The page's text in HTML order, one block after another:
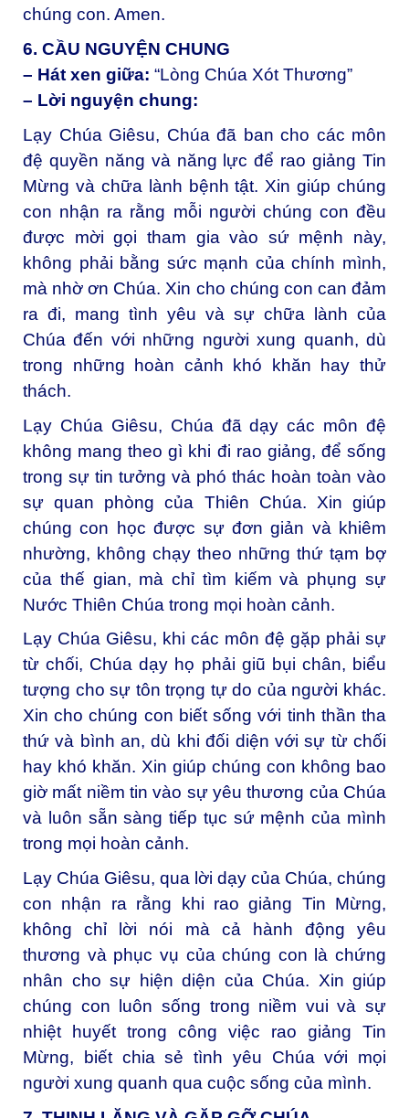
chúng con. Amen.
6. CẦU NGUYỆN CHUNG
– Hát xen giữa: “Lòng Chúa Xót Thương”
– Lời nguyện chung:
Lạy Chúa Giêsu, Chúa đã ban cho các môn
đệ quyền năng và năng lực để rao giảng Tin
Mừng và chữa lành bệnh tật. Xin giúp chúng
con nhận ra rằng mỗi người chúng con đều
được mời gọi tham gia vào sứ mệnh này,
không phải bằng sức mạnh của chính mình,
mà nhờ ơn Chúa. Xin cho chúng con can đảm
ra đi, mang tình yêu và sự chữa lành của
Chúa đến với những người xung quanh, dù
trong những hoàn cảnh khó khăn hay thử
thách.
Lạy Chúa Giêsu, Chúa đã dạy các môn đệ
không mang theo gì khi đi rao giảng, để sống
trong sự tin tưởng và phó thác hoàn toàn vào
sự quan phòng của Thiên Chúa. Xin giúp
chúng con học được sự đơn giản và khiêm
nhường, không chạy theo những thứ tạm bợ
của thế gian, mà chỉ tìm kiếm và phụng sự
Nước Thiên Chúa trong mọi hoàn cảnh.
Lạy Chúa Giêsu, khi các môn đệ gặp phải sự
từ chối, Chúa dạy họ phải giũ bụi chân, biểu
tượng cho sự tôn trọng tự do của người khác.
Xin cho chúng con biết sống với tinh thần tha
thứ và bình an, dù khi đối diện với sự từ chối
hay khó khăn. Xin giúp chúng con không bao
giờ mất niềm tin vào sự yêu thương của Chúa
và luôn sẵn sàng tiếp tục sứ mệnh của mình
trong mọi hoàn cảnh.
Lạy Chúa Giêsu, qua lời dạy của Chúa, chúng
con nhận ra rằng khi rao giảng Tin Mừng,
không chỉ lời nói mà cả hành động yêu
thương và phục vụ của chúng con là chứng
nhân cho sự hiện diện của Chúa. Xin giúp
chúng con luôn sống trong niềm vui và sự
nhiệt huyết trong công việc rao giảng Tin
Mừng, biết chia sẻ tình yêu Chúa với mọi
người xung quanh qua cuộc sống của mình.